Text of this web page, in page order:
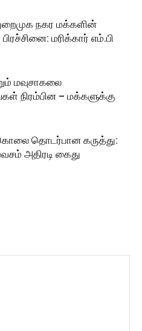
நகர மக்களின்
மரிக்கார் எம்.பி
மவுசாகலை
நிரம்பின – மக்களுக்கு
தொடர்பான கருத்து:
அதிரடி கைது